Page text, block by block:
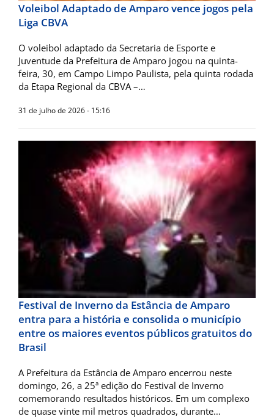
Voleibol Adaptado de Amparo vence jogos pela
Liga CBVA
O voleibol adaptado da Secretaria de Esporte e
Juventude da Prefeitura de Amparo jogou na quinta-
feira, 30, em Campo Limpo Paulista, pela quinta rodada
da Etapa Regional da CBVA –…
31 de julho de 2026 - 15:16
Festival de Inverno da Estância de Amparo
entra para a história e consolida o município
entre os maiores eventos públicos gratuitos do
Brasil
A Prefeitura da Estância de Amparo encerrou neste
domingo, 26, a 25ª edição do Festival de Inverno
comemorando resultados históricos. Em um complexo
de quase vinte mil metros quadrados, durante…